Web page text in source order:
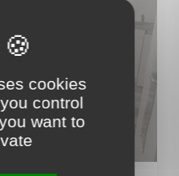
cookies
control
want to